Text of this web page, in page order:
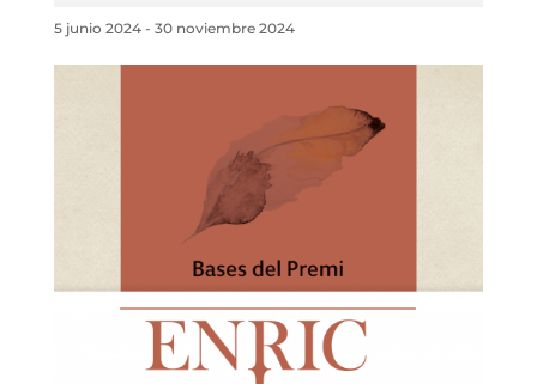
5 junio 2024- 30 noviembre 2024